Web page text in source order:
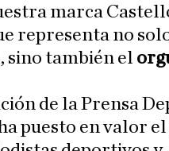
marca
representa no
también el
de la Prensa
puesto en valor